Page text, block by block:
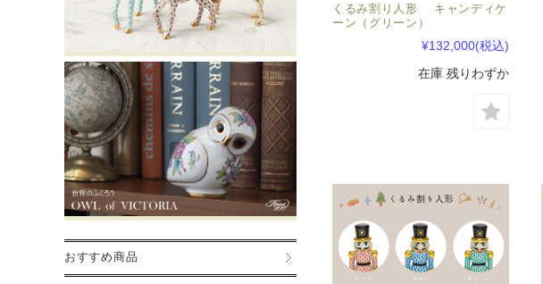
くるみ割り人形 キャンディケ
ーン（グリーン）
¥132,000(税込)
在庫 残りわずか
おすすめ商品